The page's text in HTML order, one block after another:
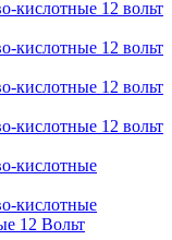
кислотные 12 вольт
кислотные 12 вольт
кислотные 12 вольт
кислотные 12 вольт
кислотные
кислотные
12 Вольт